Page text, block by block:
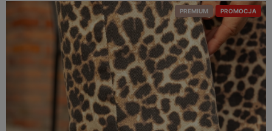
PROMOCJA
PREMIUM